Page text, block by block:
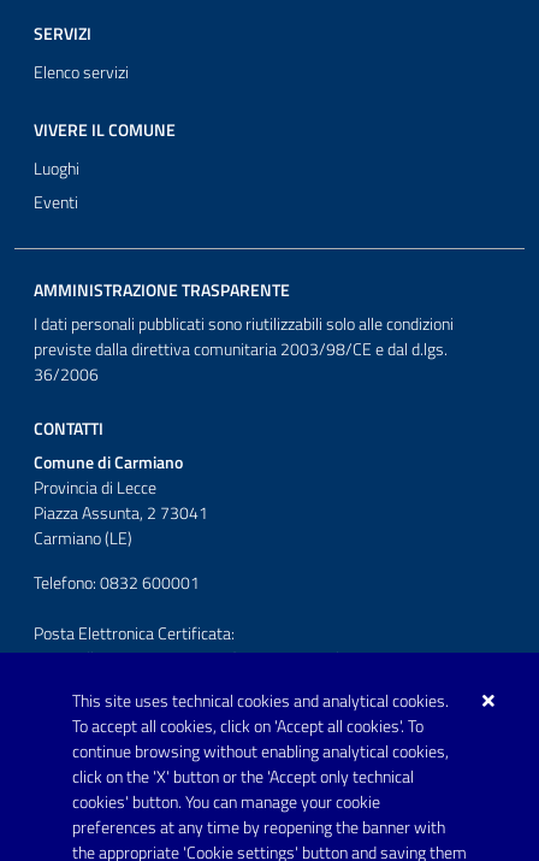
This site uses technical cookies and analytical cookies.
To accept all cookies, click on 'Accept all cookies'. To
continue browsing without enabling analytical cookies,
click on the 'X' button or the 'Accept only technical
cookies' button. You can manage your cookie
preferences at any time by reopening the banner with
the appropriate 'Cookie settings' button and saving them
SERVIZI
Elenco servizi
VIVERE IL COMUNE
Luoghi
Eventi
AMMINISTRAZIONE TRASPARENTE
I dati personali pubblicati sono riutilizzabili solo alle condizioni
previste dalla direttiva comunitaria 2003/98/CE e dal d.lgs.
36/2006
CONTATTI
Comune di Carmiano
Provincia di Lecce
Piazza Assunta, 2 73041
Carmiano (LE)
Telefono: 0832 600001
Posta Elettronica Certificata:
protocollo.comunecarmiano@pec.rupar.puglia.it
URP - Ufficio Relazioni con il Pubblico
FOLLOW US ON
Youtube